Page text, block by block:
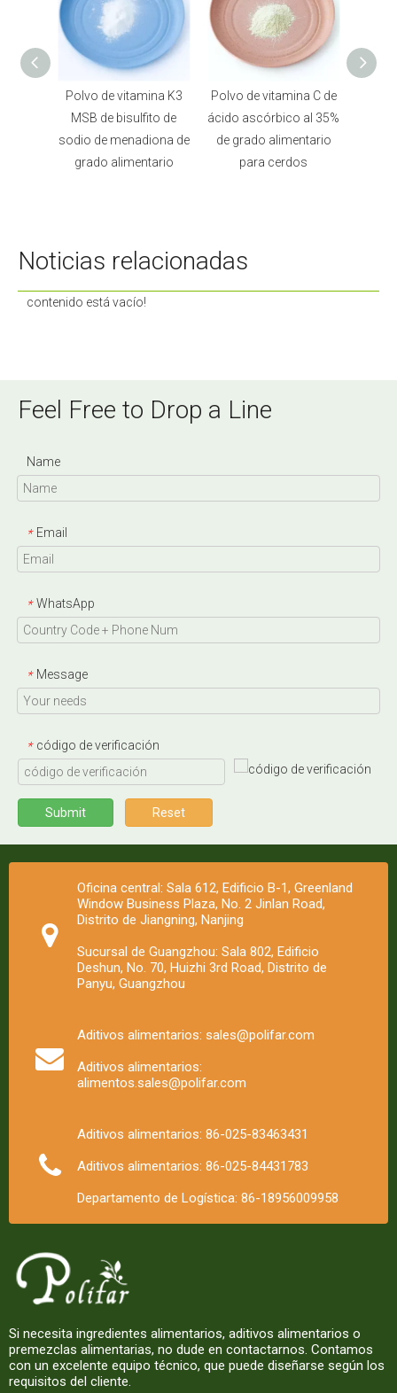
Polvo de vitamina K3
MSB de bisulfito de
sodio de menadiona de
grado alimentario
Polvo de vitamina C de
ácido ascórbico al 35%
de grado alimentario
para cerdos
Noticias relacionadas
contenido está vacío!
Feel Free to Drop a Line
Name
* Email
* WhatsApp
* Message
* código de verificación
Submit Reset
Oficina central: Sala 612, Edificio B-1, Greenland
Window Business Plaza, No. 2 Jinlan Road,
Distrito de Jiangning, Nanjing
Sucursal de Guangzhou: Sala 802, Edificio
Deshun, No. 70, Huizhi 3rd Road, Distrito de
Panyu, Guangzhou
Aditivos alimentarios: sales@polifar.com
Aditivos alimentarios:
alimentos.sales@polifar.com
Aditivos alimentarios: 86-025-83463431
Aditivos alimentarios: 86-025-84431783
Departamento de Logística: 86-18956009958
Si necesita ingredientes alimentarios, aditivos alimentarios o
premezclas alimentarias, no dude en contactarnos. Contamos
con un excelente equipo técnico, que puede diseñarse según los
requisitos del cliente.